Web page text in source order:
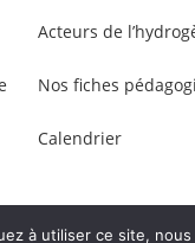
Acteurs de
Nos fiches
Calendrier
à utiliser ce site,